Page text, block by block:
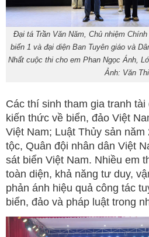
Đại tá Trần Văn Năm, Chủ nhiệm
biển 1 và đại diện Ban Tuyên giáo và
Nhất cuộc thi cho em Phan Ngọc Ánh,
Ảnh: Văn
Các thí sinh tham gia tranh
kiến thức về biển, đảo Việt
Việt Nam; Luật Thủy sản
tộc, Quân đội nhân dân Việt
sát biển Việt Nam. Nhiều em
toàn diện, khả năng tư duy,
phản ánh hiệu quả công tác
biển, đảo và pháp luật trong